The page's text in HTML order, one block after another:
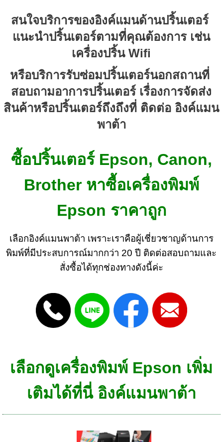
สนใจบริการของอิงค์แมนด้านปริ้นเตอร์
แนะนำปริ้นเตอร์ตามที่คุณต้องการ เช่น
เครื่องปริ้น Wifi
หรือบริการรับซ่อมปริ้นเตอร์นอกสถานที่
สอบถามอาการปริ้นเตอร์ เรื่องการจัดส่ง
สินค้าหรือปริ้นเตอร์ถึงถึงที่ ติดต่อ อิงค์แมน
พาต้า
ซื้อปริ้นเตอร์ Epson, Canon,
Brother หาซื้อเครื่องพิมพ์
Epson ราคาถูก
เลือกอิงค์แมนพาต้า เพราะเราคือผู้เชี่ยวชาญด้านการ
พิมพ์ที่มีประสบการณ์มากกว่า 20 ปี ติดต่อสอบถามและ
สั่งซื้อได้ทุกช่องทางดังนี้ค่ะ
เลือกดูเครื่องพิมพ์ Epson เพิ่ม
เติมได้ที่นี่ อิงค์แมนพาต้า